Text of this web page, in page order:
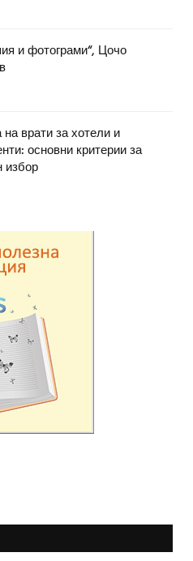
и фотограми“, Цочо
врати за хотели и
основни критерии за
избор